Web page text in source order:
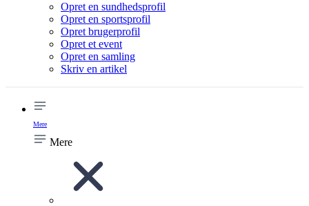
Opret en sundhedsprofil
Opret en sportsprofil
Opret brugerprofil
Opret et event
Opret en samling
Skriv en artikel
Mere
Mere